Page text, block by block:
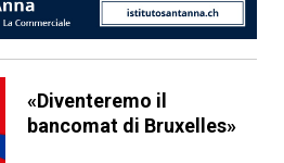
«Diventeremo il
bancomat di Bruxelles»